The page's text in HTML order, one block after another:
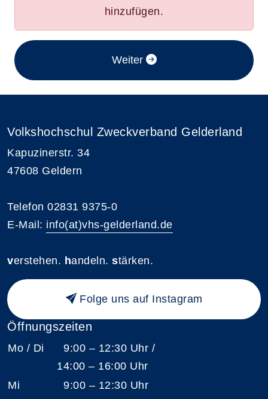
hinzufügen.
Weiter im Anmeldeverfahren
Volkshochschul Zweckverband Gelderland
Kapuzinerstr. 34
47608 Geldern
Telefon 02831 9375-0
E-Mail: info(at)vhs-gelderland.de
verstehen. handeln. stärken.
Folge uns auf Instagram
Öffnungszeiten
Mo / Di
9:00 – 12:30 Uhr /
14:00 – 16:00 Uhr
Mi
9:00 – 12:30 Uhr